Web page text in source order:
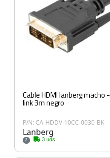
Cable HDMI lanberg macho - DVI - d 18+1 macho single
link 3m negro
P/N: CA-HDDV-10CC-0030-BK
Lanberg
2 3 uds.